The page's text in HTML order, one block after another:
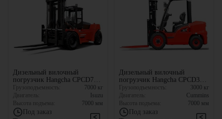
Дизельный вилочный
погрузчик Hangcha CPCD70-
XRW14
Грузоподъемность: 7000 кг
Двигатель:
Isuzu
Высота подъема:
7000 мм
Под заказ
Дизельный вилочный
погрузчик Hangcha CPCD30-
XW43C-RT4
Грузоподъемность: 3000 кг
Двигатель:
Cummins
Высота подъема:
7000 мм
Под заказ